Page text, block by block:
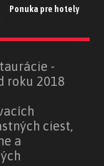
Ponuka pre hotely
-
roku 2018
ciest,
a